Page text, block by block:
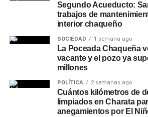
Segundo Acueducto:
trabajos de
interior chaqueño
SOCIEDAD 1 semana ago
La Poceada Chaqueña
vacante y el pozo ya
millones
POLÍTICA 2 semanas ago
Cuántos kilómetros de
limpiados en Charata
anegamientos por El